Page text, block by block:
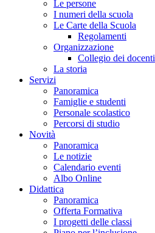
Le persone
I numeri della scuola
Le Carte della Scuola
Regolamenti
Organizzazione
Collegio dei docenti
La storia
Servizi
Panoramica
Famiglie e studenti
Personale scolastico
Percorsi di studio
Novità
Panoramica
Le notizie
Calendario eventi
Albo Online
Didattica
Panoramica
Offerta Formativa
I progetti delle classi